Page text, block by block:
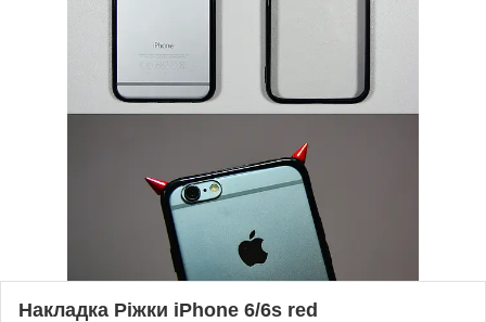
Накладка Ріжки iPhone 6/6s red